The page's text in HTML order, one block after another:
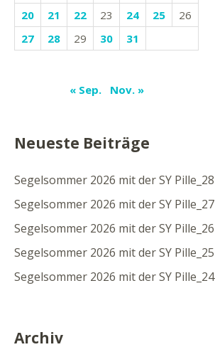
20
21 22 23 24 25
26
27
28 29 30 31
« Sep. Nov. »
Neueste Beiträge
Segelsommer 2026 mit der SY Pille_28
Segelsommer 2026 mit der SY Pille_27
Segelsommer 2026 mit der SY Pille_26
Segelsommer 2026 mit der SY Pille_25
Segelsommer 2026 mit der SY Pille_24
Archiv